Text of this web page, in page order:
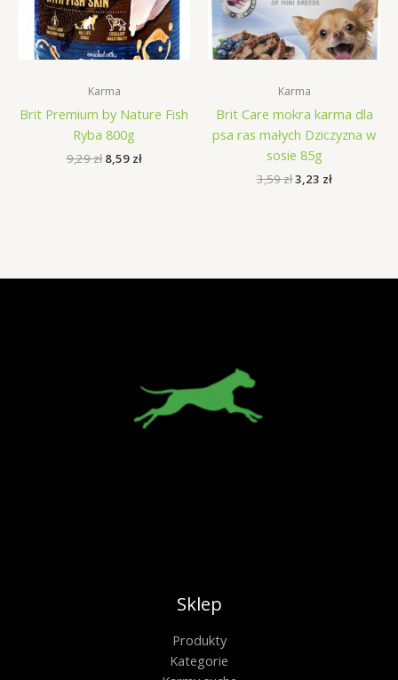
Karma
Brit Premium by Nature Fish
Ryba 800g
9,29zł Pierwotna
8,59 złAktualna
Karma
Brit Care mokra karma dla
psa ras małych Dziczyzna w
sosie 85g
3,59złPierwotna
3,23 złAktualna
Sklep
Produkty
Kategorie